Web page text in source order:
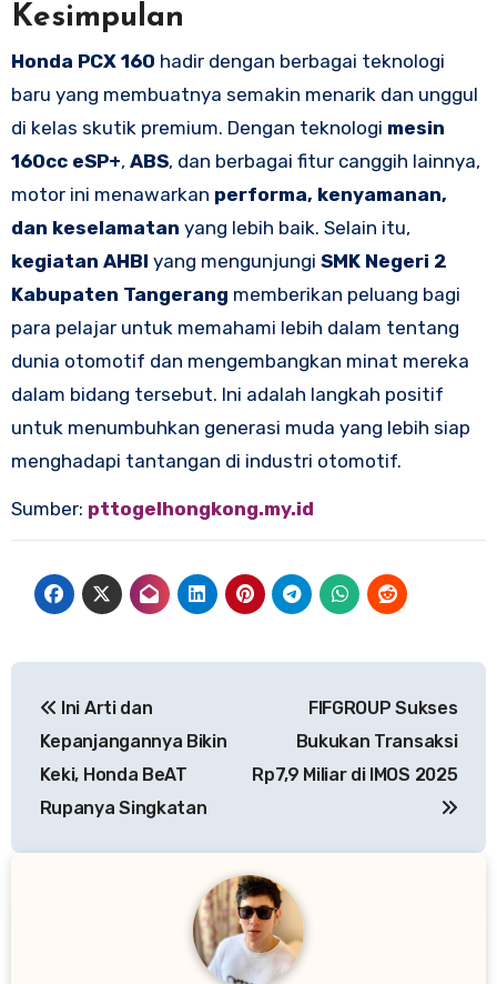
Kesimpulan
Honda PCX 160 hadir dengan berbagai teknologi
baru yang membuatnya semakin menarik dan unggul
di kelas skutik premium. Dengan teknologi mesin
160cc eSP+, ABS, dan berbagai fitur canggih lainnya,
motor ini menawarkan performa, kenyamanan,
dan keselamatan yang lebih baik. Selain itu,
kegiatan AHBI yang mengunjungi SMK Negeri 2
Kabupaten Tangerang memberikan peluang bagi
para pelajar untuk memahami lebih dalam tentang
dunia otomotif dan mengembangkan minat mereka
dalam bidang tersebut. Ini adalah langkah positif
untuk menumbuhkan generasi muda yang lebih siap
menghadapi tantangan di industri otomotif.
Sumber: pttogelhongkong.my.id
pos
Ini Arti dan
Kepanjangannya Bikin
Keki, Honda BeAT
Rupanya Singkatan
FIFGROUP Sukses
Bukukan Transaksi
Rp7,9 Miliar di IMOS 2025